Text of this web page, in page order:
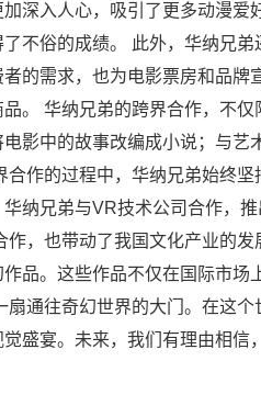
深入人心，吸引了更多动漫爱
不俗的成绩。 此外，华纳兄
的需求，也为电影票房和品
。 华纳兄弟的跨界合作，不
影中的故事改编成小说；与
作的过程中，华纳兄弟始终
纳兄弟与VR技术公司合作，
，也带动了我国文化产业的
品。这些作品不仅在国际市
通往奇幻世界的大门。在这
盛宴。未来，我们有理由相